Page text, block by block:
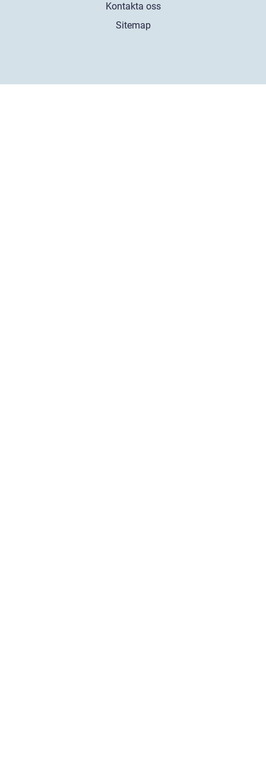
Kontakta oss
Sitemap